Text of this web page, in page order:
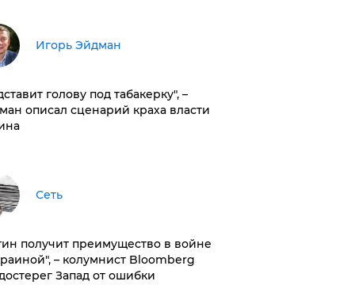
Игорь Эйдман
голову под табакерку", –
описал сценарий краха власти
Сеть
получит преимущество в войне
– колумнист Bloomberg
Запад от ошибки